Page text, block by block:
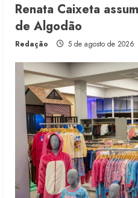
Renata Caixeta
de Algodão
Redação 5 de agosto de 2026